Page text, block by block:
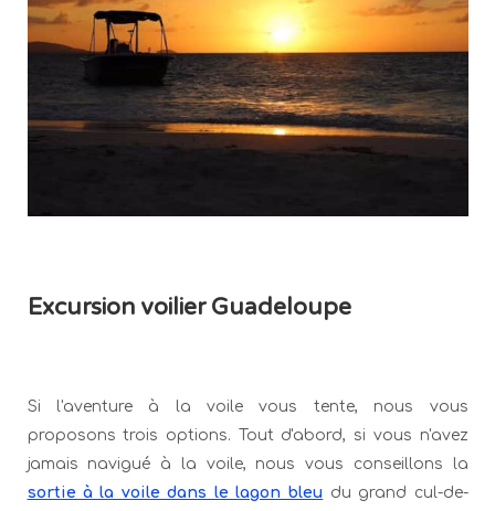
Excursion voilier Guadeloupe
Si l'aventure à la voile vous tente, nous vous
proposons trois options. Tout d'abord, si vous n'avez
jamais navigué à la voile, nous vous conseillons la
sortie à la voile dans le lagon bleu du grand cul-de-